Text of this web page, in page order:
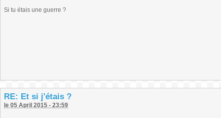
Si tu étais une guerre ?
RE: Et si j'étais ?
le 05 April 2015 - 23:59